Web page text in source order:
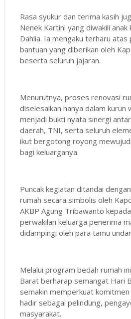
Rasa syukur dan terima kasih
Nenek Kartini yang diwakili anak
Dahlia. Ia mengaku terharu atas
bantuan yang diberikan oleh
beserta seluruh jajaran.
Menurutnya, proses renovasi
diselesaikan hanya dalam kurun
menjadi bukti nyata sinergi
daerah, TNI, serta seluruh
ikut bergotong royong
bagi keluarganya.
Puncak kegiatan ditandai
rumah secara simbolis oleh
AKBP Agung Tribawanto
perwakilan keluarga penerima
didampingi oleh para tamu
Melalui program bedah rumah
Barat berharap semangat Hari
semakin memperkuat
hadir sebagai pelindung,
masyarakat.